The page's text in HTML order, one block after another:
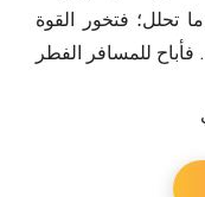
تحلل؛ فتخور القوة